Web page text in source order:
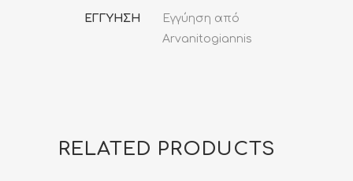
ΕΓΓΥΗΣΗ
Εγγύηση από
Arvanitogiannis
RELATED PRODUCTS